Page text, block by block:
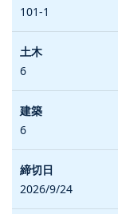
101-1
6
6
2026/9/24